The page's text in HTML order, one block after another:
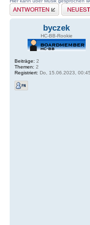
Antwort erstellen Neues
byczek
HC-BB-Rookie
Beiträge: 2
Themen: 2
Registriert: Do, 15.06.2023,